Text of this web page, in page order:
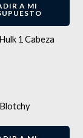
A MI
1 Cabeza